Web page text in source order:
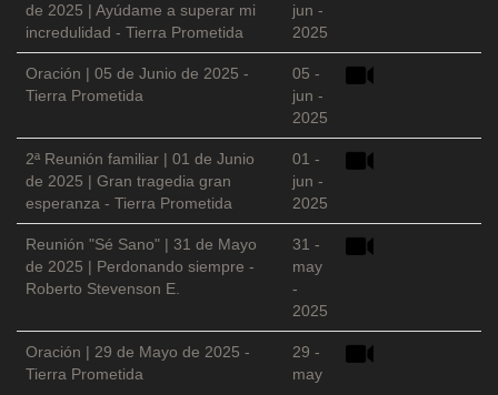
de 2025 | Ayúdame a superar mi
incredulidad - Tierra Prometida
jun -
2025
Oración | 05 de Junio de 2025 -
Tierra Prometida
05 -
jun -
2025
2ª Reunión familiar | 01 de Junio
de 2025 | Gran tragedia gran
esperanza - Tierra Prometida
01 -
jun -
2025
Reunión "Sé Sano" | 31 de Mayo
de 2025 | Perdonando siempre -
Roberto Stevenson E.
31 -
may
-
2025
Oración | 29 de Mayo de 2025 -
Tierra Prometida
29 -
may